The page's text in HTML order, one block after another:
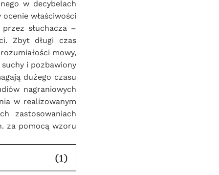
w decybelach
właściwości
słuchacza –
Zbyt długi czas
mowy,
i pozbawiony
dużego czasu
nagraniowych
w realizowanym
zastosowaniach
za pomocą wzoru